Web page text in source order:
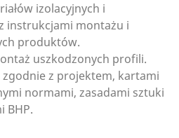
izolacyjnych i
instrukcjami montażu i
produktów.
uszkodzonych profili.
z projektem, kartami
normami, zasadami sztuki
BHP.